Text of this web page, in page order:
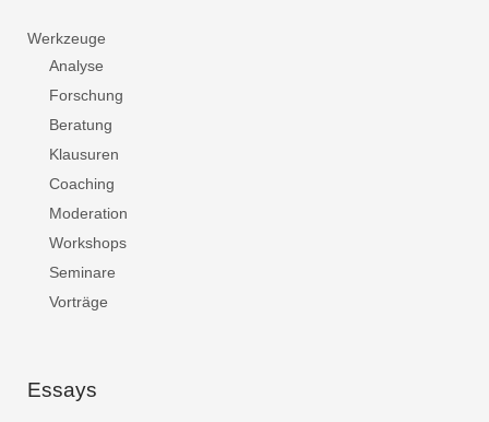
Werkzeuge
Analyse
Forschung
Beratung
Klausuren
Coaching
Moderation
Workshops
Seminare
Vorträge
Essays